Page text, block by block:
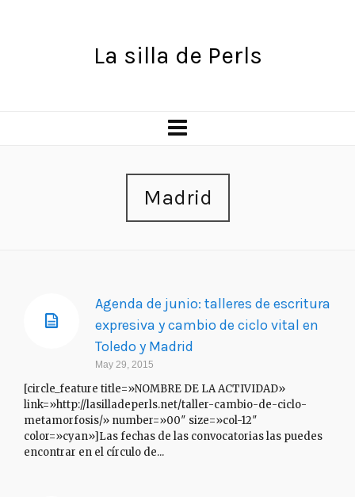
La silla de Perls
Madrid
Agenda de junio: talleres de escritura
expresiva y cambio de ciclo vital en
Toledo y Madrid
May 29, 2015
[circle_feature title=»NOMBRE DE LA ACTIVIDAD»
link=»http://lasilladeperls.net/taller-cambio-de-ciclo-
metamorfosis/» number=»00″ size=»col-12″
color=»cyan»]Las fechas de las convocatorias las puedes
encontrar en el círculo de...